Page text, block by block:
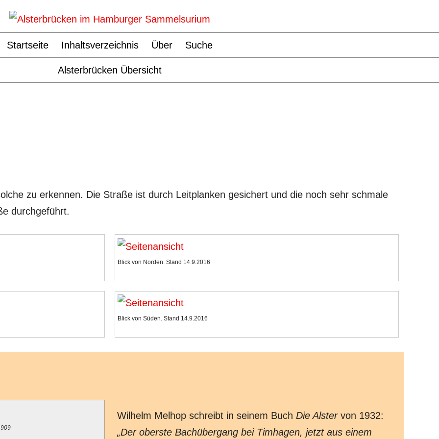
Navigation
überspringen
|
Startseite Inhaltsverzeichnis Über Suche
Alsterbrücken Übersicht
zu erkennen. Die Straße ist durch Leitplanken gesichert und die noch sehr schmale
durchgeführt.
Blick von Norden. Stand 14.9.2016
Blick von Süden. Stand 14.9.2016
Wilhelm Melhop schreibt in seinem Buch Die Alstervon 1932:
Der oberste Bachübergang bei Timhagen, jetzt aus einem